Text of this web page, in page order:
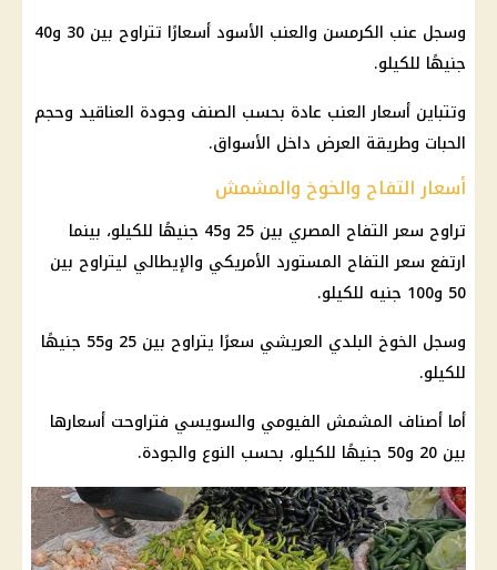
وسجل عنب الكرمسن والعنب الأسود أسعارًا تتراوح بين 30 و40
جنيهًا للكيلو.
وتتباين أسعار العنب عادة بحسب الصنف وجودة العناقيد وحجم
الحبات وطريقة العرض داخل الأسواق.
أسعار التفاح والخوخ والمشمش
تراوح سعر التفاح المصري بين 25 و45 جنيهًا للكيلو، بينما
ارتفع سعر التفاح المستورد الأمريكي والإيطالي ليتراوح بين
50 و100 جنيه للكيلو.
وسجل الخوخ البلدي العريشي سعرًا يتراوح بين 25 و55 جنيهًا
للكيلو.
أما أصناف المشمش الفيومي والسويسي فتراوحت أسعارها
بين 20 و50 جنيهًا للكيلو، بحسب النوع والجودة.